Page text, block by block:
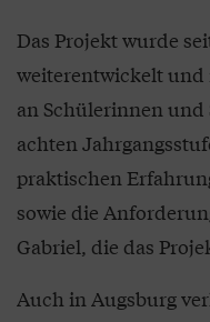
Das Projekt wurde
weiterentwickelt
an Schülerinnen
achten
praktischen
sowie die
Gabriel, die das
Auch in Augsburg